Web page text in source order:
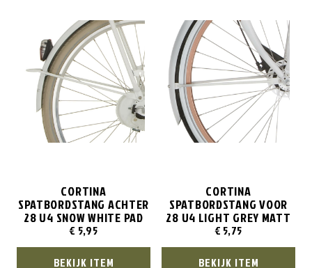
CORTINA
SPATBORDSTANG ACHTER
28 U4 SNOW WHITE PAD
€ 5,95
BEKIJK ITEM
CORTINA
SPATBORDSTANG VOOR
28 U4 LIGHT GREY MATT
€ 5,75
BEKIJK ITEM